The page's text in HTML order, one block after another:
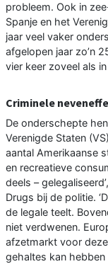
probleem. Ook in
Spanje en het
jaar veel vaker
afgelopen jaar zo’n
vier keer zoveel als
Criminele
De onderschepte
Verenigde Staten
aantal Amerikaanse
en recreatieve
deels –
Drugs bij de politie.
de legale teelt.
niet verdwenen.
afzetmarkt voor
gehaltes kan